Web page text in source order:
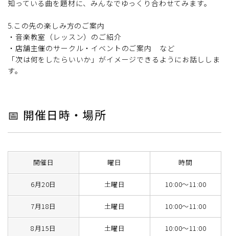
知っている曲を題材に、みんなでゆっくり合わせてみます。
5.この先の楽しみ方のご案内
・音楽教室（レッスン）のご紹介
・店舗主催のサークル・イベントのご案内 など
「次は何をしたらいいか」がイメージできるようにお話ししま
す。
📅 開催日時・場所
開催日 曜日 時間
6月20日 土曜日 10:00～11:00
7月18日 土曜日 10:00～11:00
8月15日 土曜日 10:00～11:00